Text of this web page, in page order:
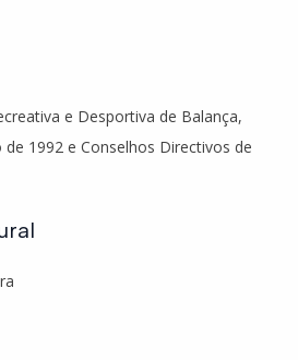
e Desportiva de Balança,
de 1992 e Conselhos Directivos de